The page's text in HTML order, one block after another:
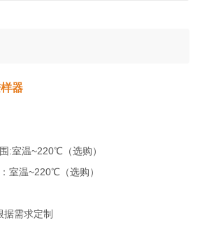
器
:室温~220℃（选购）
室温~220℃（选购）
需求定制